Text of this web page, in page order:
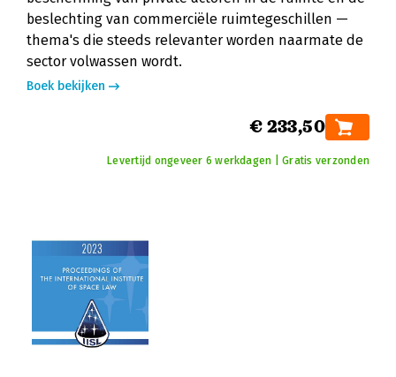
beslechting van commerciële ruimtegeschillen —
thema's die steeds relevanter worden naarmate de
sector volwassen wordt.
Boek bekijken
€ 233,50
Levertijd ongeveer 6 werkdagen | Gratis verzonden